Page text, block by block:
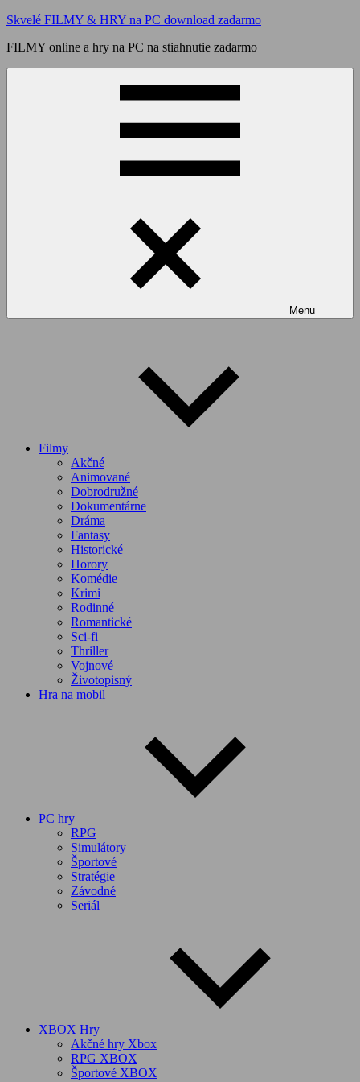
Skip
content
Skvelé FILMY & HRY na PC download zadarmo
FILMY online a hry na PC na stiahnutie zadarmo
Menu
Filmy
Akčné
Animované
Dobrodružné
Dokumentárne
Dráma
Fantasy
Historické
Horory
Komédie
Krimi
Rodinné
Romantické
Sci-fi
Thriller
Vojnové
Životopisný
Hra na mobil
PC hry
RPG
Simulátory
Športové
Stratégie
Závodné
Seriál
XBOX Hry
Akčné hry Xbox
RPG XBOX
Športové XBOX